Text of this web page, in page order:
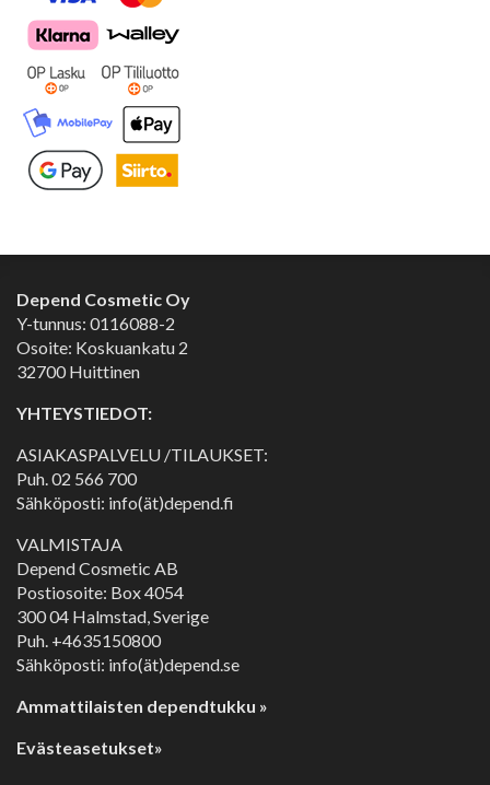
Depend Cosmetic Oy
Y-tunnus: 0116088-2
Osoite: Koskuankatu 2
32700 Huittinen
YHTEYSTIEDOT:
ASIAKASPALVELU /TILAUKSET:
Puh.02 566 700
Sähköposti: info(ät)depend.fi
VALMISTAJA
Depend Cosmetic AB
Postiosoite: Box 4054
300 04 Halmstad, Sverige
Puh. +4635150800
Sähköposti: info(ät)depend.se
Ammattilaisten dependtukku »
Evästeasetukset»